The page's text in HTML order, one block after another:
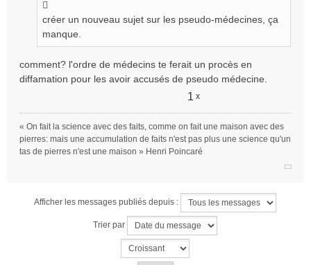
n
l
créer un nouveau sujet sur les pseudo-médecines, ça
manque.
comment? l'ordre de médecins te ferait un procès en
diffamation pour les avoir accusés de pseudo médecine.
1 x
« On fait la science avec des faits, comme on fait une maison avec des
pierres: mais une accumulation de faits n'est pas plus une science qu'un
tas de pierres n'est une maison » Henri Poincaré
Afficher les messages publiés depuis :
Trier par